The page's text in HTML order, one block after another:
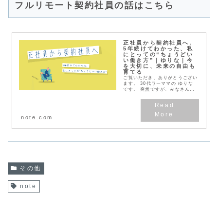
フルリモート契約社員の話はこちら
正社員から契約社員へ。
5年続けてわかった、私
にとっての“ちょうどい
い働き方”｜ゆりな｜今
を大切に、未来の自由も
育てる
ご覧いただき、ありがとうござい
ます。 30代ワーママの ゆりな
です。 突然ですが、みなさんは
更新の保証がなさそう キャリア
アップの機会が少...
note.com
その他
note